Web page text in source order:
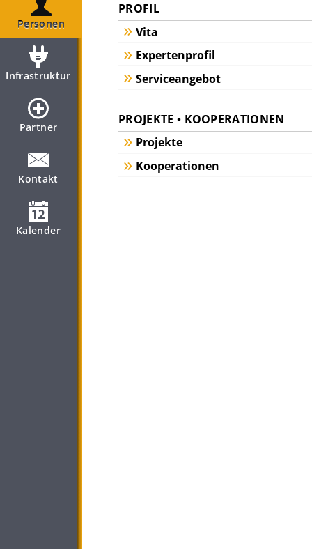
Personen
Infrastruktur
Partner
Kontakt
Kalender
PROFIL
Vita
Expertenprofil
Serviceangebot
PROJEKTE • KOOPERATIONEN
Projekte
Kooperationen